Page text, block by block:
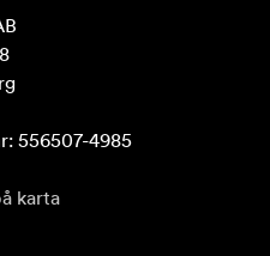
556507-4985
karta